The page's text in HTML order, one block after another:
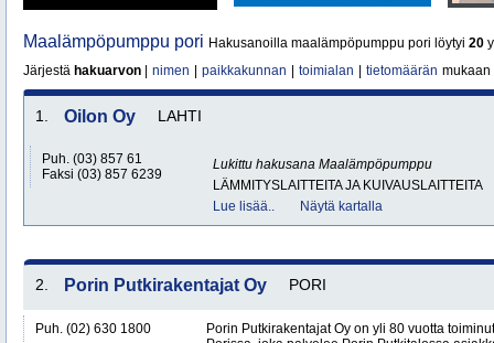
Maalämpöpumppu pori Hakusanoilla maalämpöpumppu pori löytyi 20
Järjestä hakuarvon nimen paikkakunnan toimialan tietomäärän mukaan
1. Oilon Oy LAHTI
Puh. (03) 857 61
Faksi (03) 857 6239
Lukittu hakusana Maalämpöpumppu
LÄMMITYSLAITTEITA JA KUIVAUSLAITTEITA
Lue lisää..
Näytä kartalla
2. Porin Putkirakentajat Oy PORI
Puh. (02) 630 1800
Porin Putkirakentajat Oy on yli 80 vuotta